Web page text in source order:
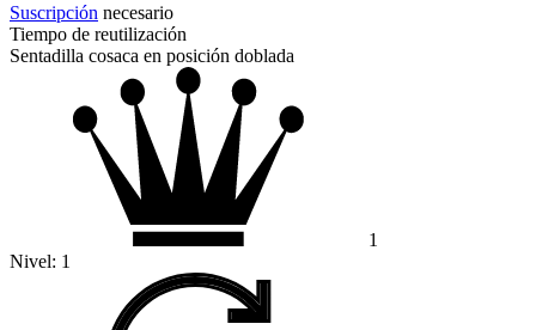
Suscripción necesario
Tiempo de reutilización
Sentadilla cosaca en posición doblada
1
Nivel: 1